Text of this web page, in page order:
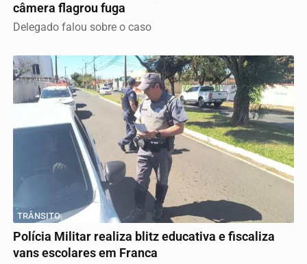
câmera flagrou fuga
Delegado falou sobre o caso
TRÂNSITO
Polícia Militar realiza blitz educativa e fiscaliza
vans escolares em Franca